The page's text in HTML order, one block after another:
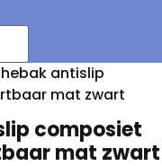
antislip
mat zwart
composiet
mat zwart